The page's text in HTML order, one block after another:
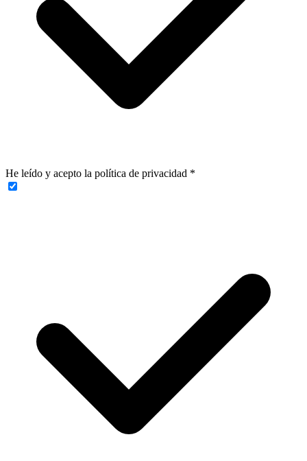
He leído y acepto la política de privacidad *